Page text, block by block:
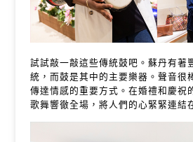
試試敲一敲這些傳統鼓吧。蘇丹有著
統，而鼓是其中的主要樂器。聲音很
傳達情感的重要方式。在婚禮和慶祝
歌舞響徹全場，將人們的心緊緊連結